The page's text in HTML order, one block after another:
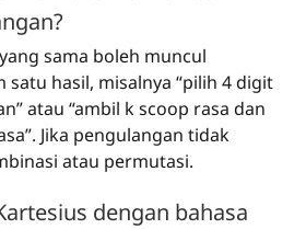
sama boleh muncul
satu hasil, misalnya “pilih 4 digit
atau “ambil k scoop rasa dan
Jika pengulangan tidak
atau permutasi.
dengan bahasa